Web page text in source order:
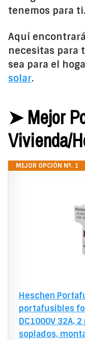
tenemos para ti.
Aquí
necesitas para
sea para el
solar.
➤ Mejor
Vivienda/
MEJOR OPCIÓN Nº. 1
Heschen
portafusibles
DC1000V 32A,
soplados,